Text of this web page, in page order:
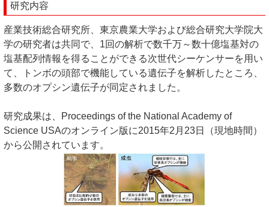
研究内容
産業技術総合研究所、東京農業大学および総合研究大学院大
学の研究者は共同で、1回の解析で数千万～数十億塩基対の
塩基配列情報を得ることができる次世代シーケンサーを用い
て、トンボの頭部で機能している遺伝子を解析したところ、
多数のオプシン遺伝子が同定されました。
研究成果は、Proceedings of the National Academy of
Science USAのオンライン版に2015年2月23日（現地時間）
から公開されています。